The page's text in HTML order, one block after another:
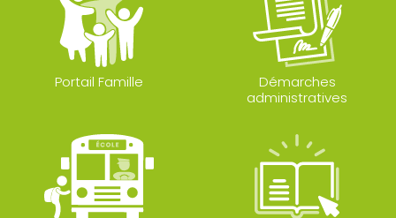
Portail Famille
Démarches
administratives